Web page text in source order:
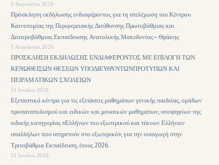
3 Αυγούστου, 2026
Πρόσκληση εκδήλωσης ενδιαφέροντος για τη στελέχωση του Κέντρου
Καινοτομίας της Περιφερειακής Διεύθυνσης Πρωτοβάθμιας και
Δευτεροβάθμιας Εκπαίδευσης Ανατολικής Μακεδονίας– Θράκης
3 Αυγούστου, 2026
ΠΡΟΣΚΛΗΣΗ ΕΚΔΗΛΩΣΗΣ ΕΝΔΙΑΦΕΡΟΝΤΟΣ ΜΕ ΕΠΙΛΟΓΗ ΤΩΝ
ΚΕΝΩΘΕΙΣΩΝ ΘΕΣΕΩΝ ΥΠΟΔΙΕΥΘΥΝΤΩΝΠΡΟΤΥΠΩΝ ΚΑΙ
ΠΕΙΡΑΜΑΤΙΚΩΝ ΣΧΟΛΕΙΩΝ
31 Ιουλίου, 2026
Εξεταστικά κέντρα για τις εξετάσεις μαθημάτων γενικής παιδείας, ομάδων
προσανατολισμού και ειδικών και μουσικών μαθημάτων, υποψηφίων της
ειδικής κατηγορίας «Ελλήνων του εξωτερικού και τέκνων Ελλήνων
υπαλλήλων που υπηρετούν στο εξωτερικό», για την εισαγωγή στην
Τριτοβάθμια Εκπαίδευση, έτους 2026.
31 Ιουλίου, 2026